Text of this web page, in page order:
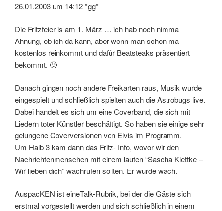
26.01.2003 um 14:12 *gg*
Die Fritzfeier is am 1. März … ich hab noch nimma
Ahnung, ob ich da kann, aber wenn man schon ma
kostenlos reinkommt und dafür Beatsteaks präsentiert
bekommt. 🙂
Danach gingen noch andere Freikarten raus, Musik wurde
eingespielt und schließlich spielten auch die Astrobugs live.
Dabei handelt es sich um eine Coverband, die sich mit
Liedern toter Künstler beschäftigt. So haben sie einige sehr
gelungene Coverversionen von Elvis im Programm.
Um Halb 3 kam dann das Fritz- Info, wovor wir den
Nachrichtenmenschen mit einem lauten “Sascha Klettke –
Wir lieben dich” wachrufen sollten. Er wurde wach.
AuspacKEN ist eineTalk-Rubrik, bei der die Gäste sich
erstmal vorgestellt werden und sich schließlich in einem